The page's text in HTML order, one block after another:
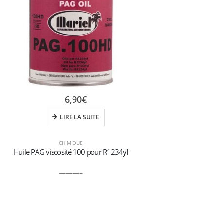
CHIMIQUE
Huile PAG viscosité 100 pour R1234yf
———–
6,90€
LIRE LA SUITE